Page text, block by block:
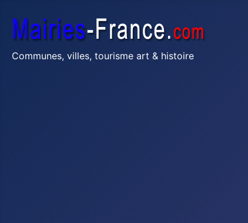
Communes, villes, tourisme art & histoire